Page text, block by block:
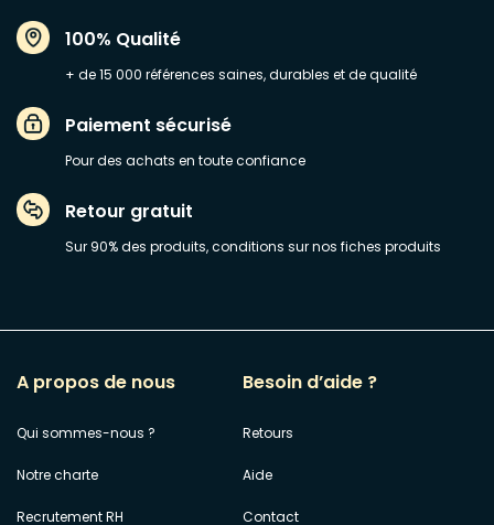
100% Qualité
+ de 15 000 références saines, durables et de qualité
Paiement sécurisé
Pour des achats en toute confiance
Retour gratuit
Sur 90% des produits, conditions sur nos fiches produits
A propos de nous
Qui sommes-nous ?
Notre charte
Recrutement RH
Besoin d’aide ?
Retours
Aide
Contact